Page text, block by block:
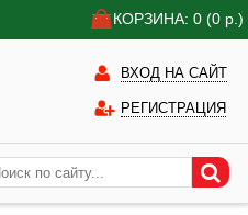
КОРЗИНА: 0 (0 р.)
ВХОД НА САЙТ
РЕГИСТРАЦИЯ